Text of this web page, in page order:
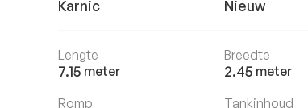
Karnic Nieuw
Lengte
7.15 meter
Breedte
2.45 meter
Romp
Tankinhoud